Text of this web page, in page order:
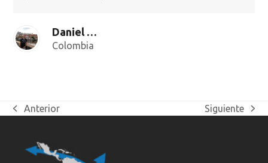
Daniel Rodríguez
Colombia
previous
Anterior
next
Siguiente